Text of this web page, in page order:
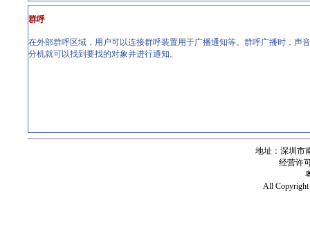
群呼
在外部群呼区域，用户可以连接群呼装置用于广播通知等。群呼广播时，
分机就可以找到要找的对象并进行通知。
地址：深圳市
经营许
All